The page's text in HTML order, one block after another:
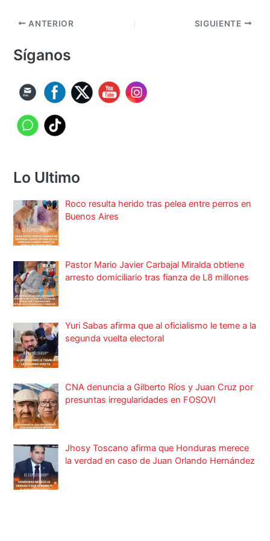
ANTERIOR SIGUIENTE
Síganos
Lo Ultimo
Roco resulta herido tras pelea entre perros en
Buenos Aires
Pastor Mario Javier Carbajal Miralda obtiene
arresto domiciliario tras fianza de L8 millones
Yuri Sabas afirma que al oficialismo le teme a la
segunda vuelta electoral
CNA denuncia a Gilberto Ríos y Juan Cruz por
presuntas irregularidades en FOSOVI
Jhosy Toscano afirma que Honduras merece
la verdad en caso de Juan Orlando Hernández